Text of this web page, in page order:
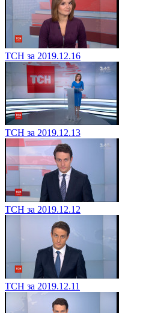
ТСН за 2019.12.16
ТСН за 2019.12.13
ТСН за 2019.12.12
ТСН за 2019.12.11